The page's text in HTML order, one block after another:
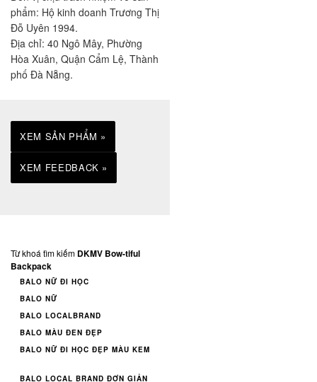
phẩm: Hộ kinh doanh Trương Thị
Đỗ Uyên 1994.
Địa chỉ: 40 Ngô Mây, Phường
Hòa Xuân, Quận Cẩm Lệ, Thành
phố Đà Nẵng.
XEM SẢN PHẨM »
XEM FEEDBACK »
Từ khoá tìm kiếm DKMV Bow-tiful
Backpack
BALO NỮ ĐI HỌC
BALO NỮ
BALO LOCALBRAND
BALO MÀU ĐEN ĐẸP
BALO NỮ ĐI HỌC ĐẸP MÀU KEM
BALO LOCAL BRAND ĐƠN GIẢN